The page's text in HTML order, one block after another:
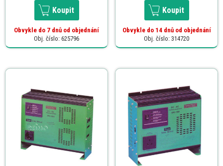
Koupit
Obvykle do 7 dnů od objednání
Obj. číslo: 625796
Koupit
Obvykle do 14 dnů od objednání
Obj. číslo: 314720